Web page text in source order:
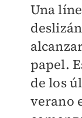
Una
papel.
de los
verano